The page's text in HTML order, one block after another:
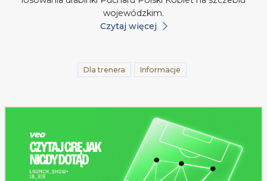
wojewódzkim.
Czytaj więcej
Dla trenera Informacje